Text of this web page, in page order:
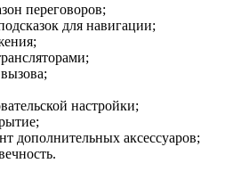
переговоров;
для навигации;
настройки;
дополнительных аксессуаров;